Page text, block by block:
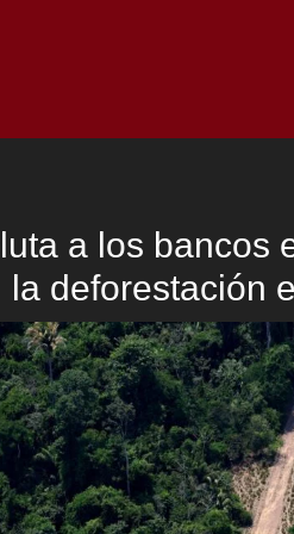
a los bancos
la deforestación